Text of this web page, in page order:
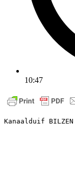
10:47
Kanaalduif